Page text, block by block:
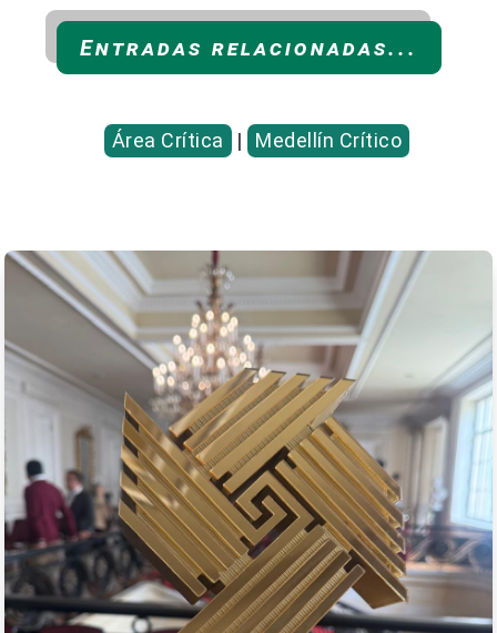
Entradas relacionadas...
Área Crítica | Medellín Crítico